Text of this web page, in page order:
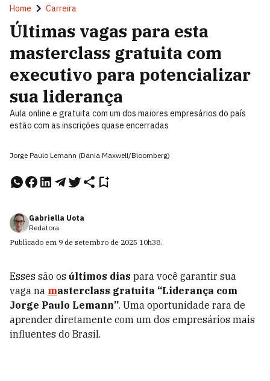
Home Carreira
Últimas vagas para esta
masterclass gratuita com
executivo para potencializar
sua liderança
Aula online e gratuita com um dos maiores empresários do país
estão com as inscrições quase encerradas
Jorge Paulo Lemann (Dania Maxwell/Bloomberg)
Gabriella Uota
Redatora
Publicado em 9 de setembro de 2025 10h38.
Esses são os últimos dias para você garantir sua
vaga na masterclass gratuita “Liderança com
Jorge Paulo Lemann”. Uma oportunidade rara de
aprender diretamente com um dos empresários mais
influentes do Brasil.